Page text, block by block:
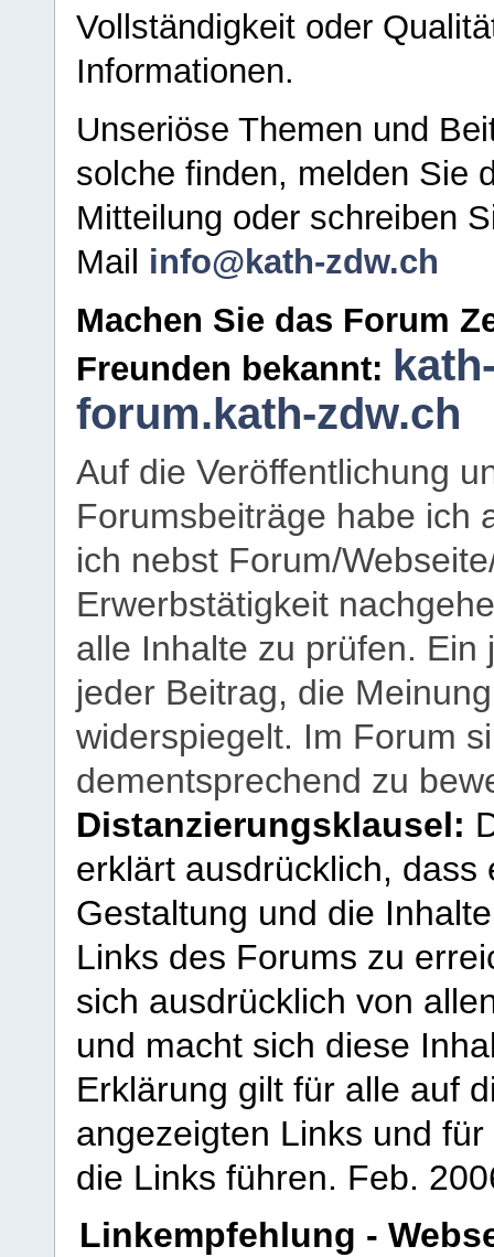
Vollständigkeit oder
Informationen.
Unseriöse Themen und
solche finden, melden Sie
Mitteilung oder schreiben
Mail info@kath-zdw.ch
Machen Sie das Forum
Freunden bekannt:
forum.kath-zdw.ch
Auf die Veröffentlichung
Forumsbeiträge habe ich
ich nebst Forum/
Erwerbstätigkeit
alle Inhalte zu prüfen.
jeder Beitrag, die
widerspiegelt. Im Forum
dementsprechend zu
Distanzierungsklausel:
erklärt ausdrücklich,
Gestaltung und die
Links des Forums zu
sich ausdrücklich von
und macht sich diese
Erklärung gilt für alle auf
angezeigten Links und
die Links führen. Feb.
Linkempfehlung -